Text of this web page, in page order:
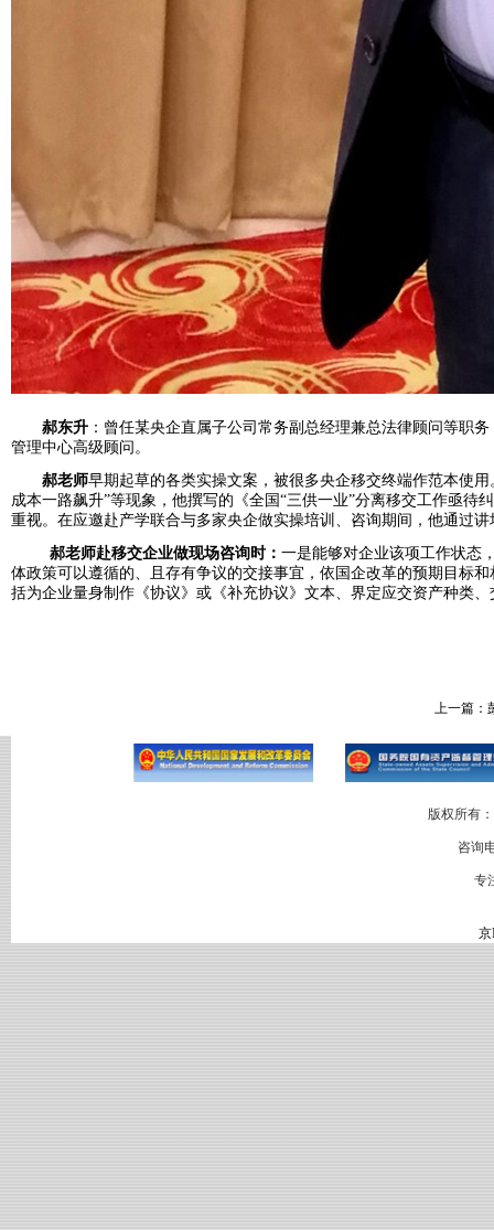
郝东升 ：曾任某央企直属子公司常务副总经理兼总法律顾问等职
管理中心高级顾问。
郝老师早期起草的各类实操文案，被很多央企移交终端作范本使
成本一路飙升”等现象，他撰写的《全国“三供一业”分离移交工作亟
重视。在应邀赴产学联合与多家央企做实操培训、咨询期间，他通过
郝老师赴移交企业做现场咨询时：一是能够对企业该项工作状态
体政策可以遵循的、且存有争议的交接事宜，依国企改革的预期目标
括为企业量身制作《协议》或《补充协议》文本、界定应交资产种类
上一篇：
版权所有
咨询
专
京